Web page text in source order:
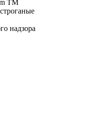
TM
надзора